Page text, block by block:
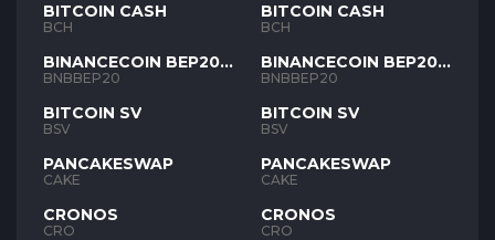
BITCOIN CASH
BCH
BINANCECOIN BEP20
BNB
BNBBEP20
BITCOIN SV
BSV
PANCAKESWAP
CAKE
CRONOS
CRO
BITCOIN CASH
BCH
BINANCECOIN BEP20
BNB
BNBBEP20
BITCOIN SV
BSV
PANCAKESWAP
CAKE
CRONOS
CRO